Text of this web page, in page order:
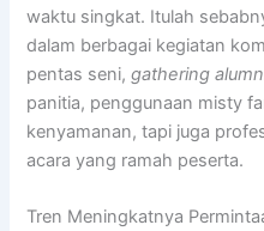
waktu singkat. Itulah
dalam berbagai kegiatan
pentas seni,gathering
panitia, penggunaan misty
kenyamanan, tapi juga
acara yang ramah peserta.
Tren Meningkatnya